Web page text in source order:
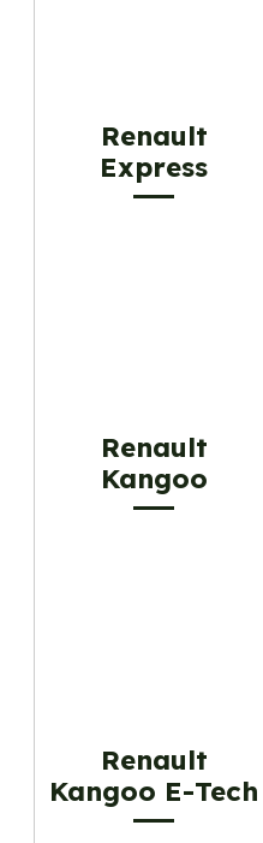
Renault
Express
Renault
Kangoo
Renault
Kangoo E-Tech